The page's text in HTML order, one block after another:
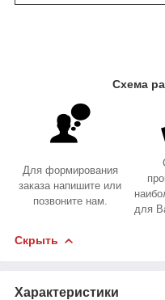
Схема
Для формирования
заказа напишите или
позвоните нам.
для
Скрыть
Характеристики